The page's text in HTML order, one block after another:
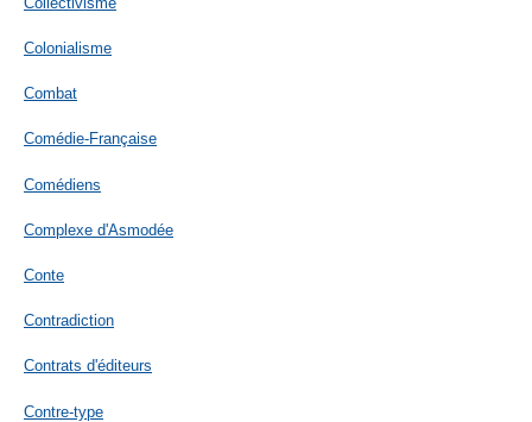
Colonialisme
Combat
Comédie-Française
Comédiens
Complexe d'Asmodée
Conte
Contradiction
Contrats d'éditeurs
Contre-type